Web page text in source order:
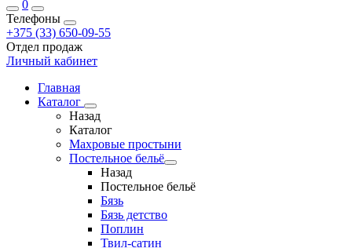
0
Телефоны
+375 (33) 650-09-55
Отдел продаж
Личный кабинет
Главная
Каталог
Назад
Каталог
Махровые простыни
Постельное бельё
Назад
Постельное бельё
Бязь
Бязь детство
Поплин
Твил-сатин